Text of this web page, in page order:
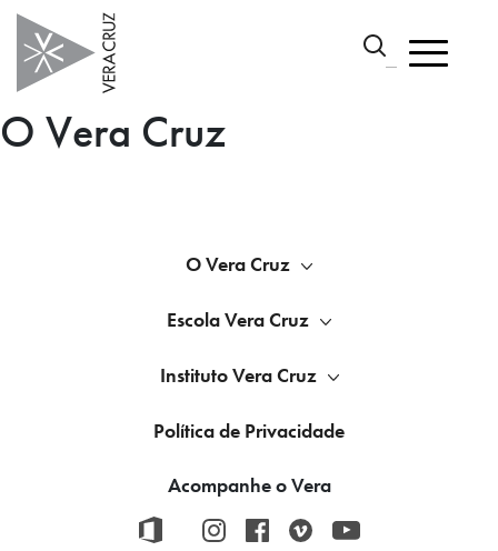
O Vera Cruz
O Vera Cruz
Escola Vera Cruz
Instituto Vera Cruz
Política de Privacidade
Acompanhe o Vera